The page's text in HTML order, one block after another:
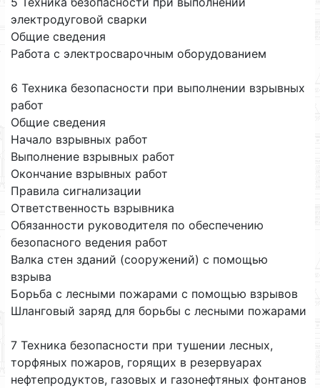
электродуговой сварки
Общие сведения
Работа с электросварочным оборудованием
6 Техника безопасности при выполнении взрывных
работ
Общие сведения
Начало взрывных работ
Выполнение взрывных работ
Окончание взрывных работ
Правила сигнализации
Ответственность взрывника
Обязанности руководителя по обеспечению
безопасного ведения работ
Валка стен зданий (сооружений) с помощью
взрыва
Борьба с лесными пожарами с помощью взрывов
Шланговый заряд для борьбы с лесными пожарами
7 Техника безопасности при тушении лесных,
торфяных пожаров, горящих в резервуарах
нефтепродуктов, газовых и газонефтяных фонтанов